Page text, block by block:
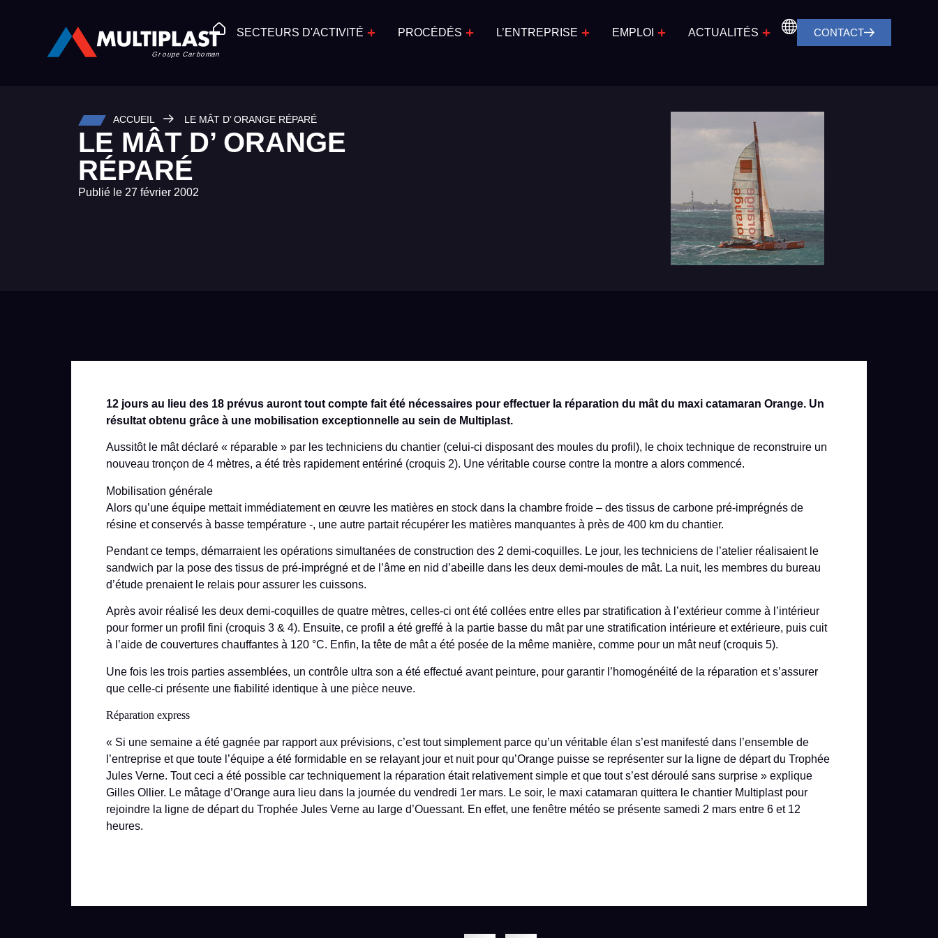
SECTEURS D'ACTIVITÉ PROCÉDÉS L’ENTREPRISE EMPLOI ACTUALITÉS CONTACT
ACCUEIL LE MÂT D’ ORANGE RÉPARÉ
LE MÂT D’ ORANGE
RÉPARÉ
Publié le 27 février 2002
12 jours au lieu des 18 prévus auront tout compte fait été nécessaires pour effectuer la réparation du mât du maxi catamaran Orange. Un
résultat obtenu grâce à une mobilisation exceptionnelle au sein de Multiplast.
Aussitôt le mât déclaré « réparable » par les techniciens du chantier (celui-ci disposant des moules du profil), le choix technique de reconstruire un
nouveau tronçon de 4 mètres, a été très rapidement entériné (croquis 2). Une véritable course contre la montre a alors commencé.
Mobilisation générale
Alors qu’une équipe mettait immédiatement en œuvre les matières en stock dans la chambre froide – des tissus de carbone pré-imprégnés de
résine et conservés à basse température -, une autre partait récupérer les matières manquantes à près de 400 km du chantier.
Pendant ce temps, démarraient les opérations simultanées de construction des 2 demi-coquilles. Le jour, les techniciens de l’atelier réalisaient le
sandwich par la pose des tissus de pré-imprégné et de l’âme en nid d’abeille dans les deux demi-moules de mât. La nuit, les membres du bureau
d’étude prenaient le relais pour assurer les cuissons.
Après avoir réalisé les deux demi-coquilles de quatre mètres, celles-ci ont été collées entre elles par stratification à l’extérieur comme à l’intérieur
pour former un profil fini (croquis 3 & 4). Ensuite, ce profil a été greffé à la partie basse du mât par une stratification intérieure et extérieure, puis cuit
à l’aide de couvertures chauffantes à 120 °C. Enfin, la tête de mât a été posée de la même manière, comme pour un mât neuf (croquis 5).
Une fois les trois parties assemblées, un contrôle ultra son a été effectué avant peinture, pour garantir l’homogénéité de la réparation et s’assurer
que celle-ci présente une fiabilité identique à une pièce neuve.
Réparation express
« Si une semaine a été gagnée par rapport aux prévisions, c’est tout simplement parce qu’un véritable élan s’est manifesté dans l’ensemble de
l’entreprise et que toute l’équipe a été formidable en se relayant jour et nuit pour qu’Orange puisse se représenter sur la ligne de départ du Trophée
Jules Verne. Tout ceci a été possible car techniquement la réparation était relativement simple et que tout s’est déroulé sans surprise » explique
Gilles Ollier. Le mâtage d’Orange aura lieu dans la journée du vendredi 1er mars. Le soir, le maxi catamaran quittera le chantier Multiplast pour
rejoindre la ligne de départ du Trophée Jules Verne au large d’Ouessant. En effet, une fenêtre météo se présente samedi 2 mars entre 6 et 12
heures.